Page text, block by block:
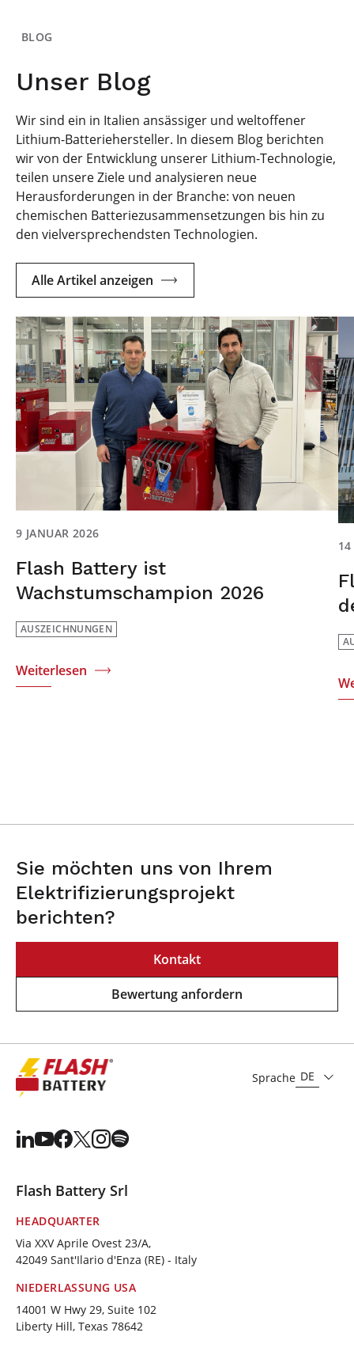
BLOG
Unser Blog
Wir sind ein in Italien ansässiger und weltoffener
Lithium-Batteriehersteller. In diesem Blog berichten
wir von der Entwicklung unserer Lithium-Technologie,
teilen unsere Ziele und analysieren neue
Herausforderungen in der Branche: von neuen
chemischen Batteriezusammensetzungen bis hin zu
den vielversprechendsten Technologien.
Alle Artikel anzeigen
9 JANUAR 2026
Flash Battery ist
Wachstumschampion 2026
AUSZEICHNUNGEN
Weiterlesen
Sie möchten uns von Ihrem
Elektrifizierungsprojekt
berichten?
Kontakt
Bewertung anfordern
Sprache DE
Flash Battery Srl
HEADQUARTER
Via XXV Aprile Ovest 23/A,
42049 Sant'Ilario d'Enza (RE) - Italy
NIEDERLASSUNG USA
14001 W Hwy 29, Suite 102
Liberty Hill, Texas 78642